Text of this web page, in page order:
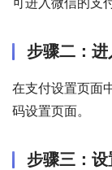
步骤二：
在支付设置页面
码设置页面。
步骤三：